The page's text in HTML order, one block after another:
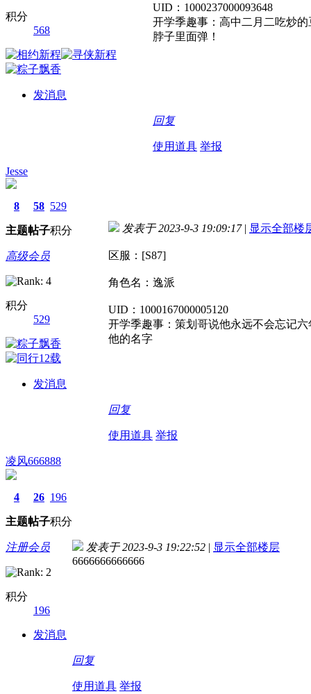
积分
568
发消息
UID：1000237000093648
开学季趣事：高中二月二吃炒
脖子里面弹！
回复
使用道具 举报
Jesse
8
主题
58
帖子
529
积分
高级会员
积分
529
发消息
发表于 2023-9-3 19:09:17 | 显示全部楼
区服：[S87]
角色名：逸派
UID：1000167000005120
开学季趣事：策划哥说他永远不会忘记
他的名字
回复
使用道具 举报
凌风666888
4
主题
26
帖子
196
积分
注册会员
积分
196
发消息
发表于 2023-9-3 19:22:52 | 显示全部楼层
6666666666666
回复
使用道具 举报